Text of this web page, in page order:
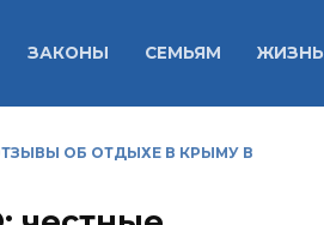
ЗАКОНЫ СЕМЬЯМ ЖИЗНЬ
ОБ ОТДЫХЕ В КРЫМУ В